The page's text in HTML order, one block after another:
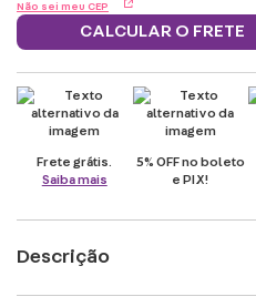
Não sei meu CEP
CALCULAR O FRETE
Frete grátis.
Saiba mais
5% OFF no boleto
e PIX!
Descrição